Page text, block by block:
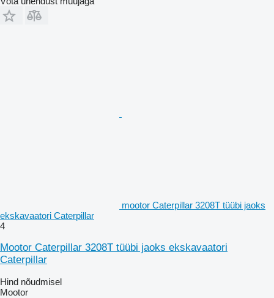
mootor Caterpillar 3208T tüübi jaoks
ekskavaatori Caterpillar
4
Mootor Caterpillar 3208T tüübi jaoks ekskavaatori
Caterpillar
Hind nõudmisel
Mootor